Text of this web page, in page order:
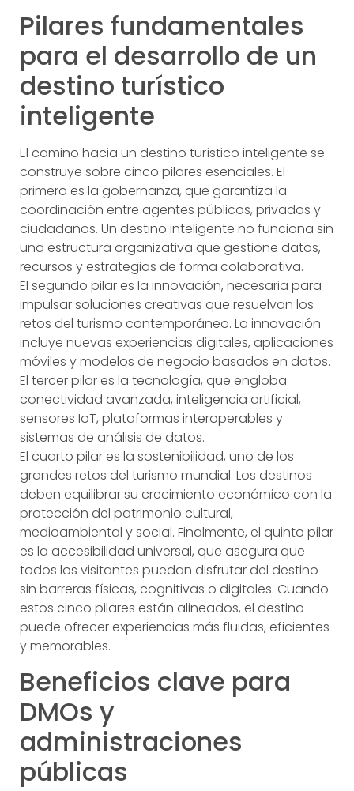
Pilares fundamentales
para el desarrollo de un
destino turístico
inteligente
El camino hacia un destino turístico inteligente se
construye sobre cinco pilares esenciales. El
primero es la gobernanza, que garantiza la
coordinación entre agentes públicos, privados y
ciudadanos. Un destino inteligente no funciona sin
una estructura organizativa que gestione datos,
recursos y estrategias de forma colaborativa.
El segundo pilar es la innovación, necesaria para
impulsar soluciones creativas que resuelvan los
retos del turismo contemporáneo. La innovación
incluye nuevas experiencias digitales, aplicaciones
móviles y modelos de negocio basados en datos.
El tercer pilar es la tecnología, que engloba
conectividad avanzada, inteligencia artificial,
sensores IoT, plataformas interoperables y
sistemas de análisis de datos.
El cuarto pilar es la sostenibilidad, uno de los
grandes retos del turismo mundial. Los destinos
deben equilibrar su crecimiento económico con la
protección del patrimonio cultural,
medioambiental y social. Finalmente, el quinto pilar
es la accesibilidad universal, que asegura que
todos los visitantes puedan disfrutar del destino
sin barreras físicas, cognitivas o digitales. Cuando
estos cinco pilares están alineados, el destino
puede ofrecer experiencias más fluidas, eficientes
y memorables.
Beneficios clave para
DMOs y
administraciones
públicas